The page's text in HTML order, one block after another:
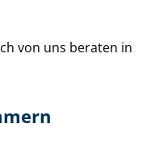
von uns beraten in